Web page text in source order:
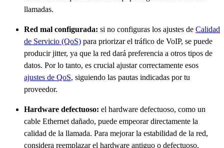
llamadas.
Red mal configurada: si no configuras los ajustes de Calidad
de Servicio (QoS) para priorizar el tráfico de VoIP, se puede
producir jitter, ya que la red dará preferencia a otros tipos de
datos. Por lo tanto, es crucial ajustar correctamente esos
ajustes de QoS, siguiendo las pautas indicadas por tu
proveedor.
Hardware defectuoso: el hardware defectuoso, como un
cable Ethernet dañado, puede empeorar directamente la
calidad de la llamada. Para mejorar la estabilidad de la red,
considera reemplazar el hardware antiguo o defectuoso.